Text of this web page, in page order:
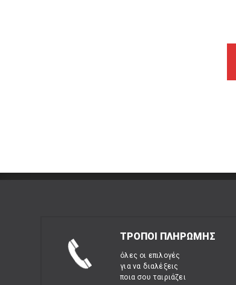
ΤΡΟΠΟΙ ΠΛΗΡΩΜΗΣ
όλες οι επιλογές
για να διαλέξεις
ποια σου ταιριάζει